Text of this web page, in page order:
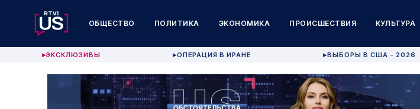
ОБЩЕСТВО ПОЛИТИКА ЭКОНОМИКА ПРОИСШЕСТВИЯ КУЛЬТУРА
▶ЭКСКЛЮЗИВЫ ▶ОПЕРАЦИЯ В ИРАНЕ ▶ВЫБОРЫ В США - 2026